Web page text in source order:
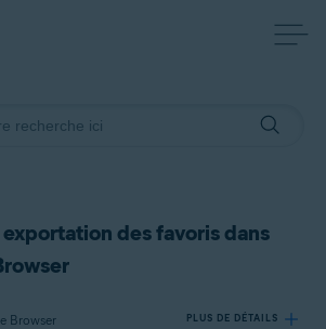
des favoris dans
Browser PLUS DE DÉTAILS